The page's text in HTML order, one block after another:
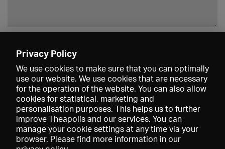
Privacy Policy
We use cookies to make sure that you can optimally
use our website. We use cookies that are necessary
for the operation of the website. You can also allow
cookies for statistical, marketing and
personalisation purposes. This helps us to further
improve Theapolis and our services. You can
manage your cookie settings at any time via your
browser. Please find more information in our